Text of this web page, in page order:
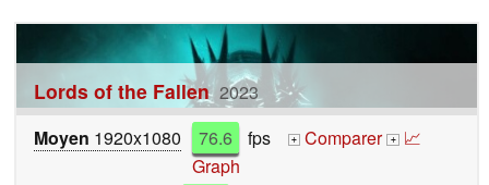
Lords of the Fallen 2023
Moyen 1920x1080 76.6 fps + Comparer + 📈
Graph